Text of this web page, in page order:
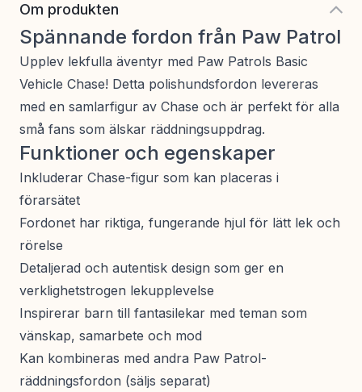
Om produkten
Spännande fordon från Paw Patrol
Upplev lekfulla äventyr med Paw Patrols Basic
Vehicle Chase! Detta polishundsfordon levereras
med en samlarfigur av Chase och är perfekt för alla
små fans som älskar räddningsuppdrag.
Funktioner och egenskaper
Inkluderar Chase-figur som kan placeras i
förarsätet
Fordonet har riktiga, fungerande hjul för lätt lek och
rörelse
Detaljerad och autentisk design som ger en
verklighetstrogen lekupplevelse
Inspirerar barn till fantasilekar med teman som
vänskap, samarbete och mod
Kan kombineras med andra Paw Patrol-
räddningsfordon (säljs separat)